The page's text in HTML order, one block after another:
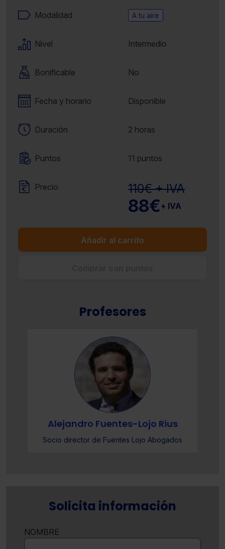
Modalidad A tu aire
Nivel Intermedio
Bonificable No
Fecha y horario Disponible
Duración 2 horas
Puntos 11 puntos
Precio 110€ + IVA
88€+ IVA
Añadir al carrito
Profesores
Alejandro Fuentes-Lojo Rius
Socio director de Fuentes Lojo Abogados
Solicita información
NOMBRE